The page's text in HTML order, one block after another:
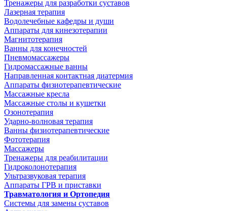
Тренажеры для разработки суставов
Лазерная терапия
Водолечебные кафедры и души
Аппараты для кинезотерапии
Магнитотерапия
Ванны для конечностей
Пневмомассажеры
Гидромассажные ванны
Направленная контактная диатермия
Аппараты физиотерапевтические
Массажные кресла
Массажные столы и кушетки
Озонотерапия
Ударно-волновая терапия
Ванны физиотерапевтические
Фототерапия
Массажеры
Тренажеры для реабилитации
Гидроколонотерапия
Ультразвуковая терапия
Аппараты ГРВ и приставки
Травматология и Ортопедия
Системы для замены суставов